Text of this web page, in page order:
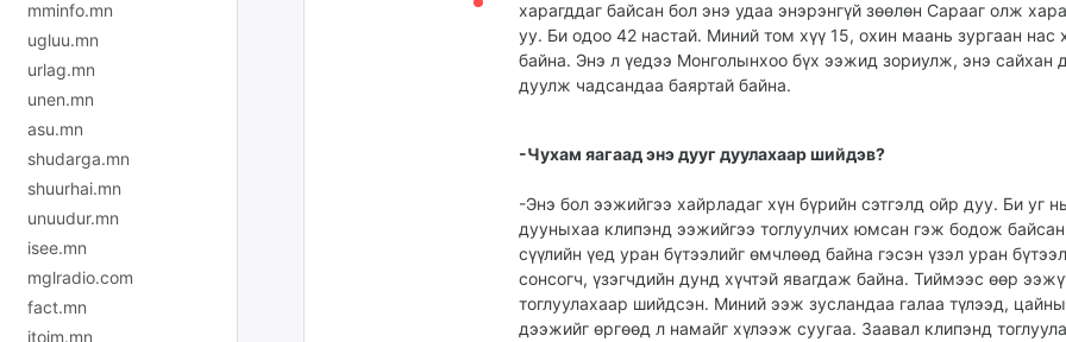
mminfo.mn
ugluu.mn
urlag.mn
unen.mn
asu.mn
shudarga.mn
shuurhai.mn
unuudur.mn
isee.mn
mglradio.com
fact.mn
itoim.mn
харагддаг байсан бол энэ удаа энэрэнгүй зөөлөн Сарааг олж
уу. Би одоо 42 настай. Миний том хүү 15, охин маань зургаан нас
байна. Энэ л үедээ Монголынхоо бүх ээжид зориулж, энэ сайхан
дуулж чадсандаа баяртай байна.
-Чухам яагаад энэ дууг дуулахаар шийдэв?
-Энэ бол ээжийгээ хайрладаг хүн бүрийн сэтгэлд ойр дуу. Би уг нь
дууныхаа клипэнд ээжийгээ тоглуулчих юмсан гэж бодож
сүүлийн үед уран бүтээлийг өмчлөөд байна гэсэн үзэл уран
сонсогч, үзэгчдийн дунд хүчтэй явагдаж байна. Тиймээс өөр
тоглуулахаар шийдсэн. Миний ээж зусландаа галаа түлээд,
дээжийг өргөөд л намайг хү­лээж суугаа. Заавал кли­пэнд